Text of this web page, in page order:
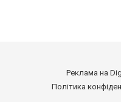
Реклама на
Політика